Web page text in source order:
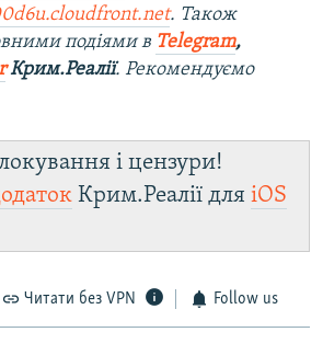
. Також
подіями в Telegram,
Крим.Реалії. Рекомендуємо
і цензури!
Крим.Реалії для iOS
Читати без VPN Follow us